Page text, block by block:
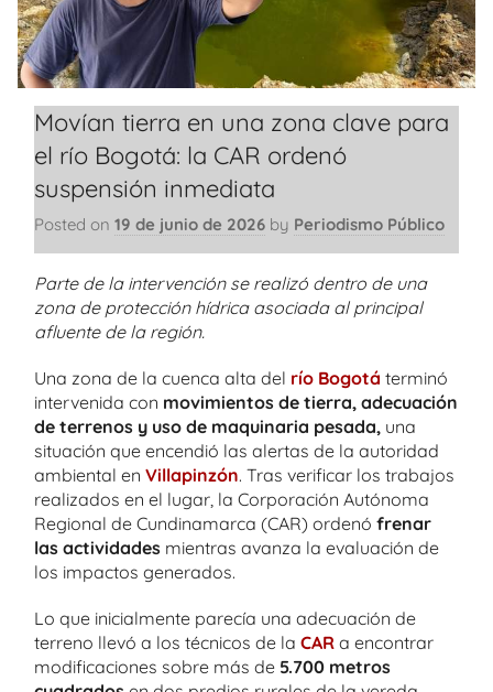
Movían tierra en una zona clave para
el río Bogotá: la CAR ordenó
suspensión inmediata
Posted on 19 de junio de 2026 by Periodismo Público
Parte de la intervención se realizó dentro de una
zona de protección hídrica asociada al principal
afluente de la región.
Una zona de la cuenca alta del río Bogotá terminó
intervenida con movimientos de tierra, adecuación
de terrenos y uso de maquinaria pesada, una
situación que encendió las alertas de la autoridad
ambiental en Villapinzón. Tras verificar los trabajos
realizados en el lugar, la Corporación Autónoma
Regional de Cundinamarca (CAR) ordenó frenar
las actividades mientras avanza la evaluación de
los impactos generados.
Lo que inicialmente parecía una adecuación de
terreno llevó a los técnicos de la CAR a encontrar
modificaciones sobre más de 5.700 metros